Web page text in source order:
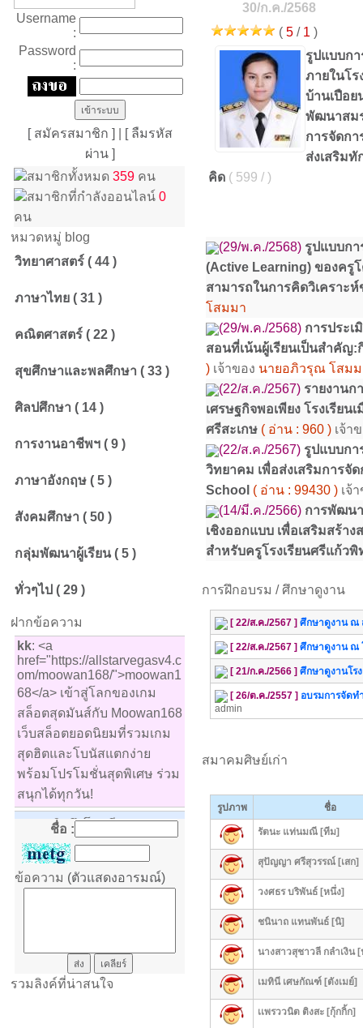
Username
:
Password
:
[ สมัครสมาชิก ]
[ ลืมรหัส
ผ่าน ]
สมาชิกทั้งหมด 359 คน
สมาชิกที่กำลังออนไลน์ 0
คน
หมวดหมู่ blog
วิทยาศาสตร์ ( 44 )
ภาษาไทย ( 31 )
คณิตศาสตร์ ( 22 )
สุขศึกษาและพลศึกษา ( 33 )
ศิลปศึกษา ( 14 )
การงานอาชีพฯ ( 9 )
ภาษาอังกฤษ ( 5 )
สังคมศึกษา ( 50 )
กลุ่มพัฒนาผู้เรียน ( 5 )
ทั่วๆไป ( 29 )
ฝากข้อความ
kk: <a
href="https://allstarvegasv4.c
om/moowan168/">moowan1
68</a> เข้าสู่โลกของเกม
สล็อตสุดมันส์กับ Moowan168
เว็บสล็อตยอดนิยมที่รวมเกม
สุดฮิตและโบนัสแตกง่าย
พร้อมโปรโมชั่นสุดพิเศษ ร่วม
สนุกได้ทุกวัน!
: คิดถึงโรงเรียนเสมอมา
ครับ
ศิรินทร์ทิพย์ พิพิธศาลา:
: ผมบรรจุครั้งแรกที่
ศรีแก้ว ปี2535 คิดถึงจังครับ
ชื่อ :
ข้อความ (ตัวแสดงอารมณ์)
รวมลิงค์ที่น่าสนใจ
30/ก.ค./2568
( 5 / 1 )
รูปแบบกา
ภายในโร
บ้านเปือย
พัฒนาสม
การจัดกา
ส่งเสริมทั
คิด ( 599 / )
(29/พ.ค./2568) รูปแบบกา
(Active Learning) ของครู
สามารถในการคิดวิเคราะห์
โสมมา
(29/พ.ค./2568) การประเ
สอนที่เน้นผู้เรียนเป็นสำคัญ
) เจ้าของ นายอภิวรุณ โสม
(22/ส.ค./2567) รายงานก
เศรษฐกิจพอเพียง โรงเรีย
ศรีสะเกษ ( อ่าน : 960 ) เจ้า
(22/ส.ค./2567) รูปแบบกา
วิทยาคม เพื่อส่งเสริมการจั
School ( อ่าน : 99430 ) เจ้
(14/มี.ค./2566) การพัฒน
เชิงออกแบบ เพื่อเสริมสร้า
สำหรับครูโรงเรียนศรีแก้วพิ
การฝึกอบรม / ศึกษาดูงาน
[ 22/ส.ค./2567 ] ศึกษาดูงาน ณ
[ 22/ส.ค./2567 ] ศึกษาดูงาน ณ
[ 21/ก.ค./2566 ] ศึกษาดูงานโร
[ 26/ต.ค./2557 ] อบรมการจัด
admin
สมาคมศิษย์เก่า
รูปภาพ ชื่อ
รัตนะ แท่นมณี [ทีม]
สุปัญญา ศรีสุวรรณ์ [เสก]
วงศธร บริพันธ์ [หนึ่ง]
ชนินาถ แทนพันธ์ [นิ]
นางสาวสุชาวลี กลำเงิน
เมทินี เศษกัณฑ์ [ตังเมย์]
เเพรววนิต ติงสะ [กุ้กกิ้ก]